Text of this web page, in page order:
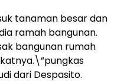
tanaman besar dan
ramah bangunan.
bangunan rumah
dari Despasito.